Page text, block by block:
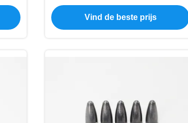
randscherpen
Vind de beste prijs